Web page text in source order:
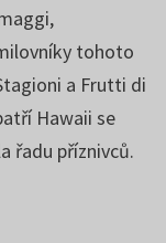
tohoto
a Frutti di
Hawaii se
řadu příznivců.